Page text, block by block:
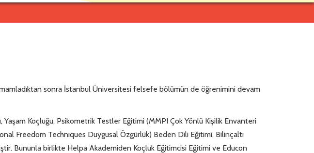
sonra İstanbul Üniversitesi felsefe bölümün de öğrenimini devam
Yaşam Koçluğu, Psikometrik Testler Eğitimi (MMPI Çok Yönlü Kişilik Envanteri
Freedom Technıques Duygusal Özgürlük) Beden Dili Eğitimi, Bilinçaltı
Bununla birlikte Helpa Akademiden Koçluk Eğitimcisi Eğitimi ve Educon